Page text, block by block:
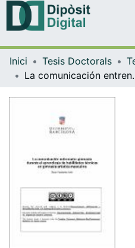
Inici Tesis Doctorals
La comunicación